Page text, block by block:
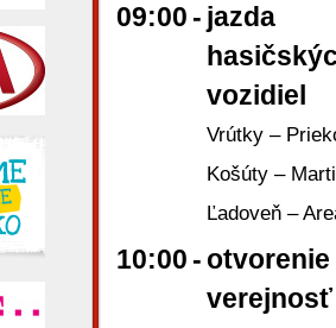
09:00 - jazda
vozidiel
Vrútky –
Košúty –
Ľadoveň –
10:00 - otvorenie